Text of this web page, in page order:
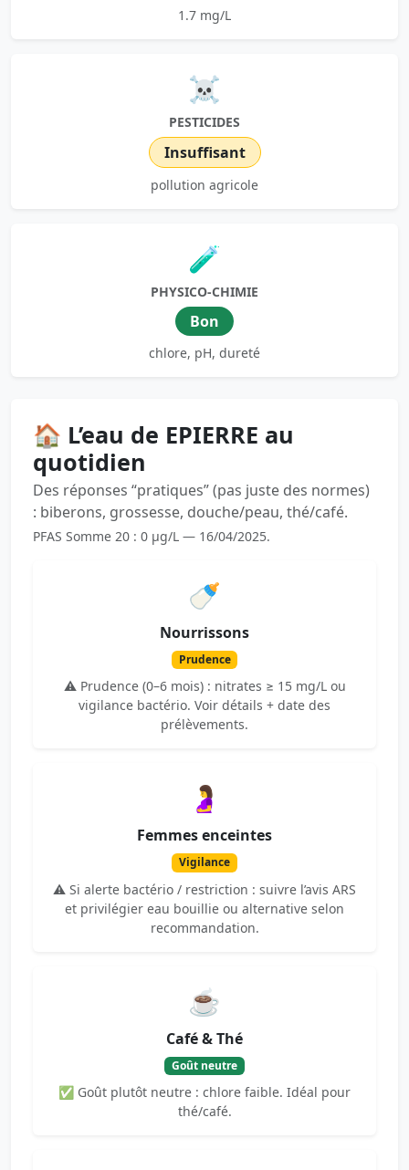
1.7 mg/L
☠️
PESTICIDES
Insuffisant
pollution agricole
🧪
PHYSICO-CHIMIE
Bon
chlore, pH, dureté
🏠 L’eau de EPIERRE au
quotidien
Des réponses “pratiques” (pas juste des normes)
: biberons, grossesse, douche/peau, thé/café.
PFAS Somme 20 : 0 µg/L — 16/04/2025.
🍼
Nourrissons
Prudence
⚠️ Prudence (0–6 mois) : nitrates ≥ 15 mg/L ou
vigilance bactério. Voir détails + date des
prélèvements.
🤰
Femmes enceintes
Vigilance
⚠️ Si alerte bactério / restriction : suivre l’avis ARS
et privilégier eau bouillie ou alternative selon
recommandation.
☕
Café & Thé
Goût neutre
✅ Goût plutôt neutre : chlore faible. Idéal pour
thé/café.